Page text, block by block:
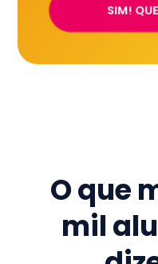
SIM!
O que
mil